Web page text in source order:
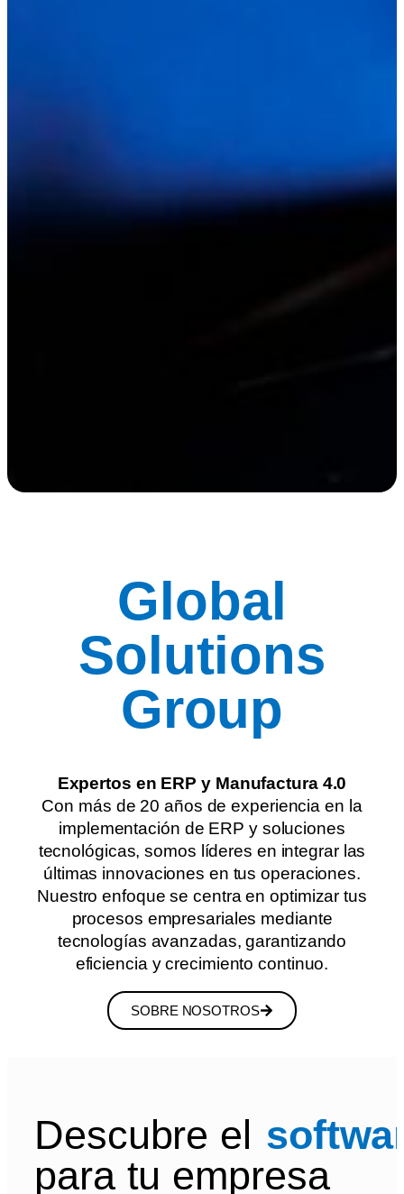
Global
Solutions
Group
Expertos en ERP y Manufactura 4.0
Con más de 20 años de experiencia en la
implementación de ERP y soluciones
tecnológicas, somos líderes en integrar las
últimas innovaciones en tus operaciones.
Nuestro enfoque se centra en optimizar tus
procesos empresariales mediante
tecnologías avanzadas, garantizando
eficiencia y crecimiento continuo.
SOBRE NOSOTROS
Descubre el
para tu empresa